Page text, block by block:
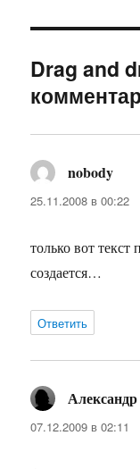
Drag and
nobody
25.11.2008 в 00:22
только вот
создается…
Ответить
Александр
07.12.2009 в 02:11